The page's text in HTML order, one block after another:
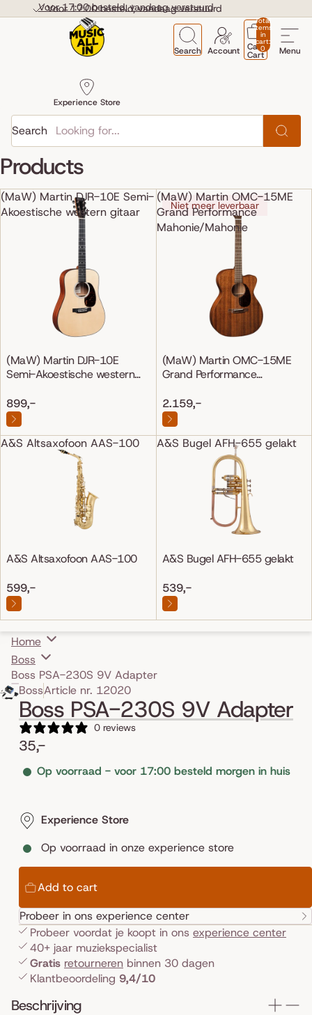
Voor 17:00 besteld, vandaag verstuurd
Voor 17:00 besteld, vandaag verstuurd
Menu
Search
Experience Store
Account
Total
items
in
cart:
0
Cart
Cart
Search
Products
(MaW) Martin DJR-10E Semi-
Akoestische western gitaar
(MaW) Martin DJR-10E
Semi-Akoestische western
899,-
(MaW) Martin OMC-15ME
Grand Performance
Mahonie/Mahonie
Niet meer leverbaar
(MaW) Martin OMC-15ME
Grand Performance
2.159,-
A&S Altsaxofoon AAS-100
A&S Altsaxofoon AAS-100
599,-
A&S Bugel AFH-655 gelakt
A&S Bugel AFH-655 gelakt
539,-
Home
Boss
Boss PSA-230S 9V Adapter
Skip to product information
BossArticle nr. 12020
Boss PSA-230S 9V Adapter
0 reviews
35,-
Op voorraad - voor 17:00 besteld morgen in huis
Experience Store
Op voorraad in onze experience store
Add to cart
Probeer in ons experience center
Probeer voordat je koopt in onsexperience center
40+ jaar muziekspecialist
Gratis retourneren binnen 30 dagen
Klantbeoordeling9,4/10
Beschrijving